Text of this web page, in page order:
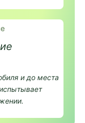
и до места